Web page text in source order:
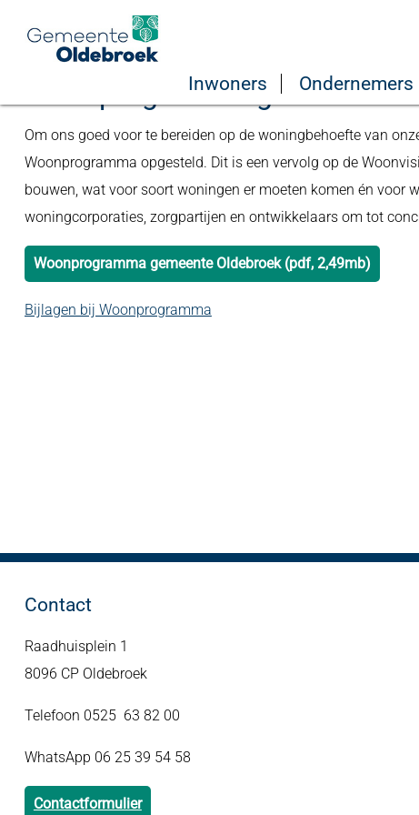
Inwoners Ondernemers
Home Bestuur en organisatie
Woonprogramma gemeente
Om ons goed voor te bereiden op de woningbehoefte van
Woonprogramma opgesteld. Dit is een vervolg op de
bouwen, wat voor soort woningen er moeten komen én voor
woningcorporaties, zorgpartijen en ontwikkelaars om tot
Woonprogramma gemeente Oldebroek (pdf, 2,49mb)
Bijlagen bij Woonprogramma
Contact
Raadhuisplein 1
8096 CP Oldebroek
Telefoon 0525 63 82 00
WhatsApp 06 25 39 54 58
Contactformulier